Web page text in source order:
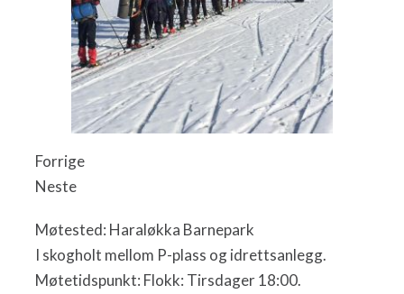
Forrige
Neste
Møtested: Haraløkka Barnepark
I skogholt mellom P-plass og idrettsanlegg.
Møtetidspunkt: Flokk: Tirsdager 18:00.